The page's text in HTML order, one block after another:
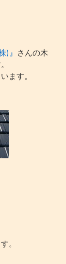
)』 さんの木
ます。
。